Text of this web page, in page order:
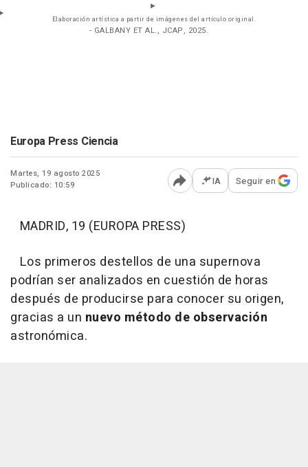
Elaboración artística a partir de imágenes del artículo original.
- GALBANY ET AL., JCAP, 2025.
Europa Press Ciencia
Martes, 19 agosto 2025
Publicado: 10:59
Abrir opciones para
IA Seguir en
MADRID, 19 (EUROPA PRESS)
Los primeros destellos de una supernova
podrían ser analizados en cuestión de horas
después de producirse para conocer su origen,
gracias a un nuevo método de observación
astronómica.